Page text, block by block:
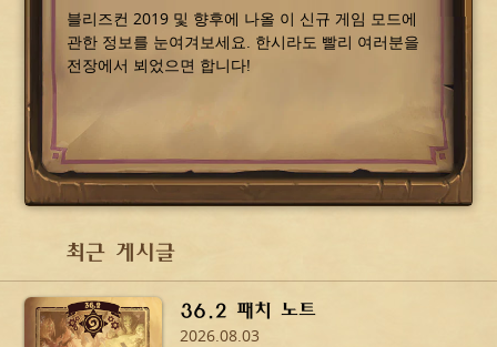
블리즈컨 2019 및 향후에 나올 이 신규 게임 모드에
관한 정보를 눈여겨보세요. 한시라도 빨리 여러분을
전장에서 뵈었으면 합니다!
최근 게시글
36.2 패치 노트
2026.08.03